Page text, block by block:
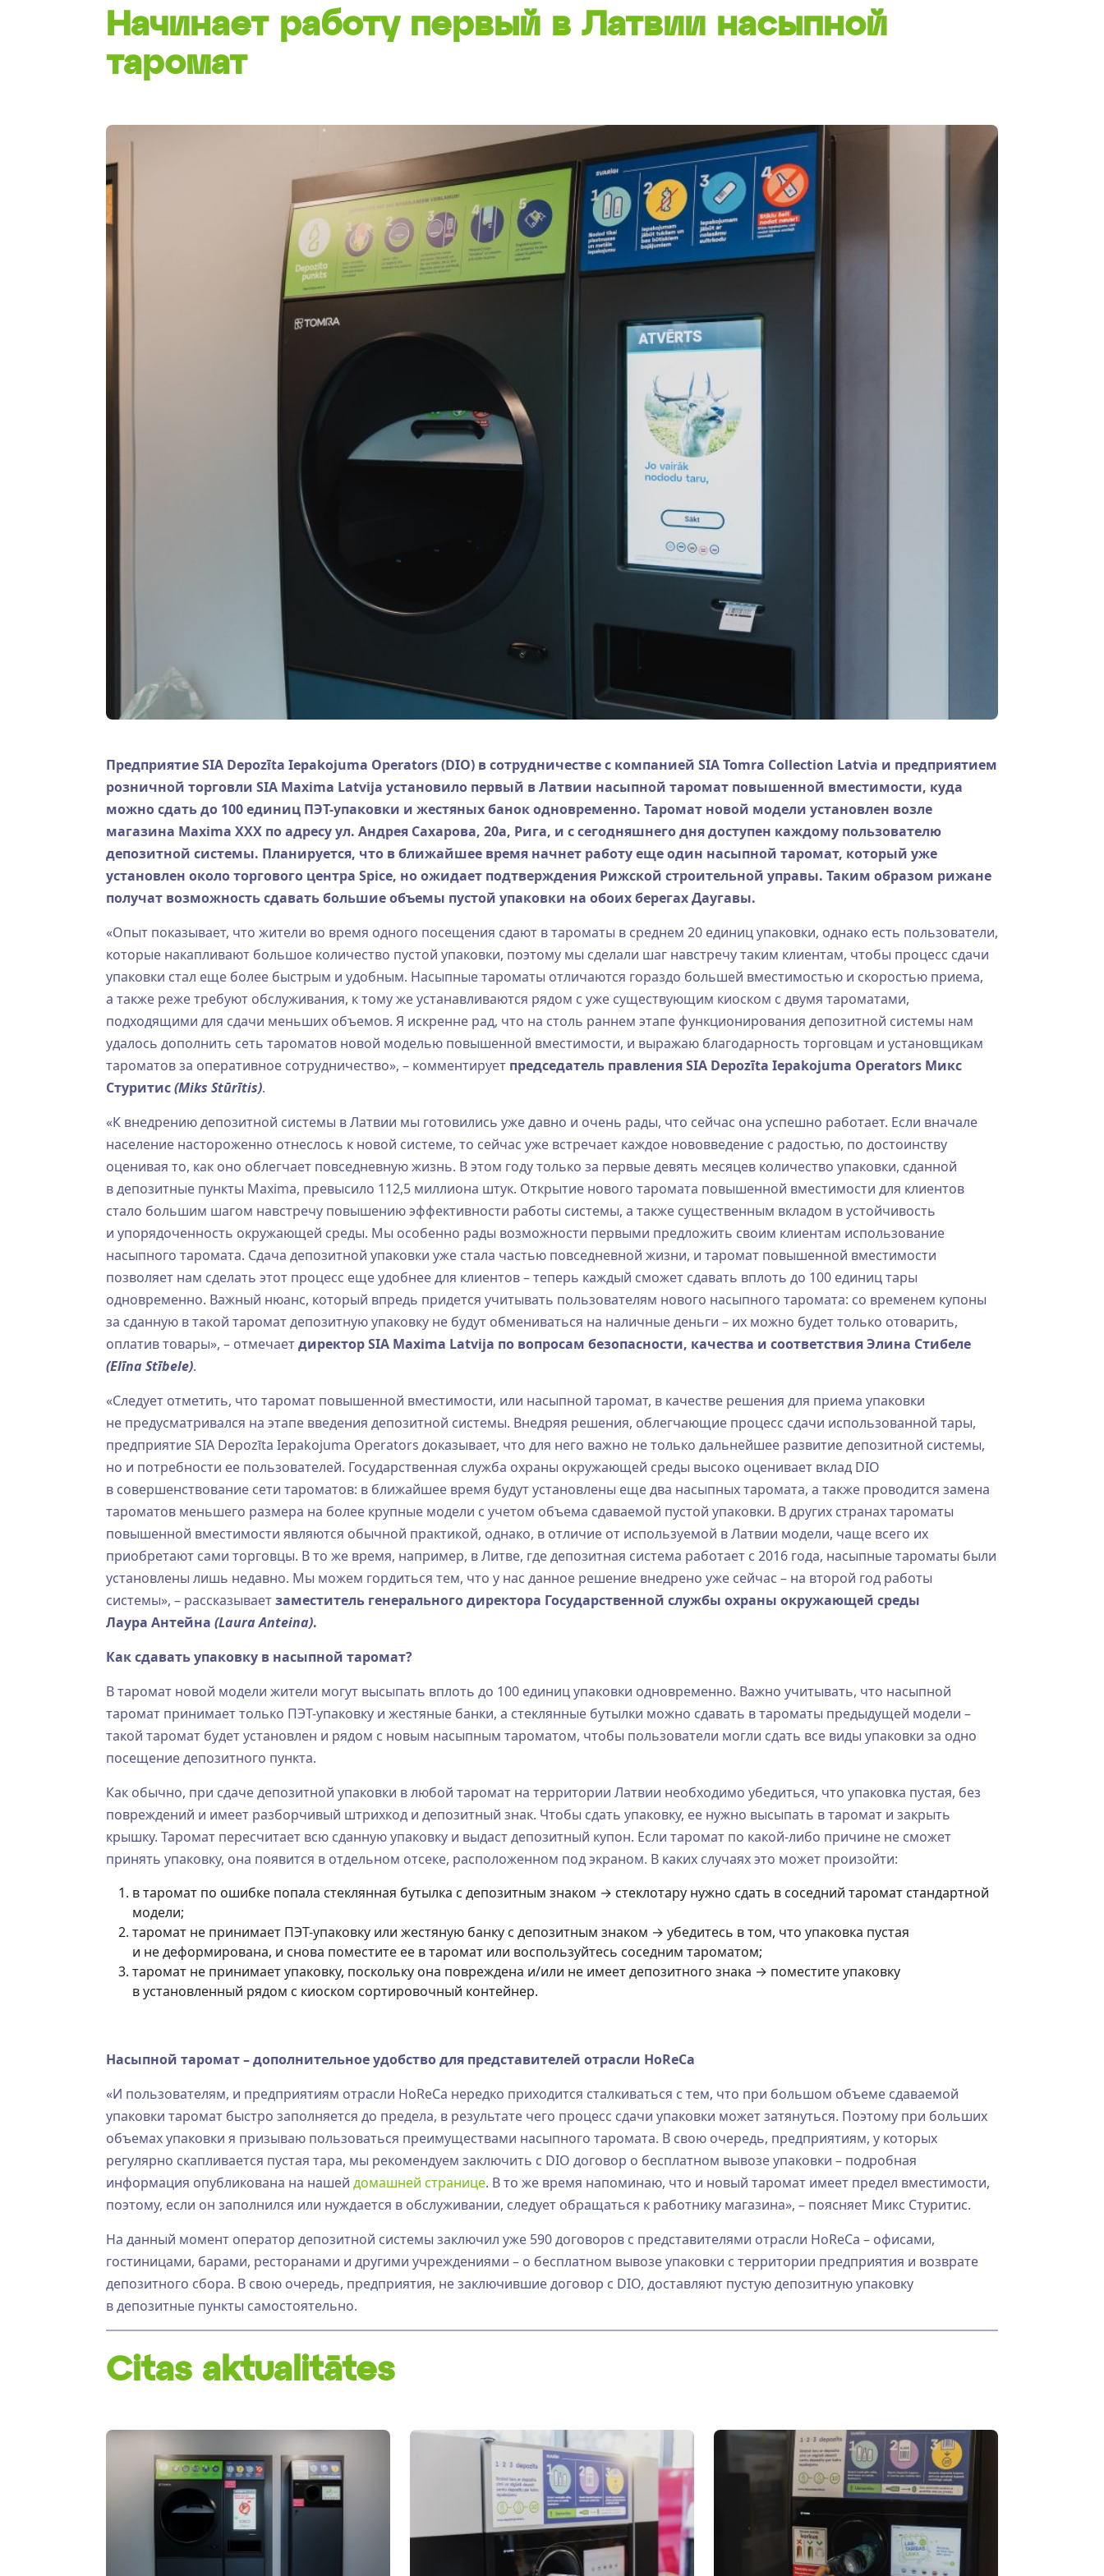
Начинает работу первый в Латвии насыпной
таромат
Предприятие SIA Depozīta Iepakojuma Operators (DIO) в сотрудничестве с компанией SIA Tomra Collection Latvia и предприятием
розничной торговли SIA Maxima Latvija установило первый в Латвии насыпной таромат повышенной вместимости, куда
можно сдать до 100 единиц ПЭТ-упаковки и жестяных банок одновременно. Таромат новой модели установлен возле
магазина Maxima XXX по адресу ул. Андрея Сахарова, 20а, Рига, и с сегодняшнего дня доступен каждому пользователю
депозитной системы. Планируется, что в ближайшее время начнет работу еще один насыпной таромат, который уже
установлен около торгового центра Spice, но ожидает подтверждения Рижской строительной управы. Таким образом рижане
получат возможность сдавать большие объемы пустой упаковки на обоих берегах Даугавы.
«Опыт показывает, что жители во время одного посещения сдают в тароматы в среднем 20 единиц упаковки, однако есть пользователи,
которые накапливают большое количество пустой упаковки, поэтому мы сделали шаг навстречу таким клиентам, чтобы процесс сдачи
упаковки стал еще более быстрым и удобным. Насыпные тароматы отличаются гораздо большей вместимостью и скоростью приема,
а также реже требуют обслуживания, к тому же устанавливаются рядом с уже существующим киоском с двумя тароматами,
подходящими для сдачи меньших объемов. Я искренне рад, что на столь раннем этапе функционирования депозитной системы нам
удалось дополнить сеть тароматов новой моделью повышенной вместимости, и выражаю благодарность торговцам и установщикам
тароматов за оперативное сотрудничество», – комментирует председатель правления SIA Depozīta Iepakojuma Operators Микс
Стуритис(Miks Stūrītis).
«К внедрению депозитной системы в Латвии мы готовились уже давно и очень рады, что сейчас она успешно работает. Если вначале
население настороженно отнеслось к новой системе, то сейчас уже встречает каждое нововведение с радостью, по достоинству
оценивая то, как оно облегчает повседневную жизнь. В этом году только за первые девять месяцев количество упаковки, сданной
в депозитные пункты Maxima, превысило 112,5 миллиона штук. Открытие нового таромата повышенной вместимости для клиентов
стало большим шагом навстречу повышению эффективности работы системы, а также существенным вкладом в устойчивость
и упорядоченность окружающей среды. Мы особенно рады возможности первыми предложить своим клиентам использование
насыпного таромата. Сдача депозитной упаковки уже стала частью повседневной жизни, и таромат повышенной вместимости
позволяет нам сделать этот процесс еще удобнее для клиентов – теперь каждый сможет сдавать вплоть до 100 единиц тары
одновременно. Важный нюанс, который впредь придется учитывать пользователям нового насыпного таромата: со временем купоны
за сданную в такой таромат депозитную упаковку не будут обмениваться на наличные деньги – их можно будет только отоварить,
оплатив товары», – отмечаетдиректор SIA Maxima Latvija по вопросам безопасности, качества и соответствия Элина Стибеле
(Elīna Stībele).
«Следует отметить, что таромат повышенной вместимости, или насыпной таромат, в качестве решения для приема упаковки
не предусматривался на этапе введения депозитной системы. Внедряя решения, облегчающие процесс сдачи использованной тары,
предприятие SIA Depozīta Iepakojuma Operators доказывает, что для него важно не только дальнейшее развитие депозитной системы,
но и потребности ее пользователей. Государственная служба охраны окружающей среды высоко оценивает вклад DIO
в совершенствование сети тароматов: в ближайшее время будут установлены еще два насыпных таромата, а также проводится замена
тароматов меньшего размера на более крупные модели с учетом объема сдаваемой пустой упаковки. В других странах тароматы
повышенной вместимости являются обычной практикой, однако, в отличие от используемой в Латвии модели, чаще всего их
приобретают сами торговцы. В то же время, например, в Литве, где депозитная система работает с 2016 года, насыпные тароматы были
установлены лишь недавно. Мы можем гордиться тем, что у нас данное решение внедрено уже сейчас – на второй год работы
системы», – рассказываетзаместитель генерального директора Государственной службы охраны окружающей среды
Лаура Антейна (Laura Anteina).
Как сдавать упаковку в насыпной таромат?
В таромат новой модели жители могут высыпать вплоть до 100 единиц упаковки одновременно. Важно учитывать, что насыпной
таромат принимает только ПЭТ-упаковку и жестяные банки, а стеклянные бутылки можно сдавать в тароматы предыдущей модели –
такой таромат будет установлен и рядом с новым насыпным тароматом, чтобы пользователи могли сдать все виды упаковки за одно
посещение депозитного пункта.
Как обычно, при сдаче депозитной упаковки в любой таромат на территории Латвии необходимо убедиться, что упаковка пустая, без
повреждений и имеет разборчивый штрихкод и депозитный знак. Чтобы сдать упаковку, ее нужно высыпать в таромат и закрыть
крышку. Таромат пересчитает всю сданную упаковку и выдаст депозитный купон. Если таромат по какой-либо причине не сможет
принять упаковку, она появится в отдельном отсеке, расположенном под экраном. В каких случаях это может произойти:
в таромат по ошибке попала стеклянная бутылка с депозитным знаком → стеклотару нужно сдать в соседний таромат стандартной
модели;
таромат не принимает ПЭТ-упаковку или жестяную банку с депозитным знаком → убедитесь в том, что упаковка пустая
и не деформирована, и снова поместите ее в таромат или воспользуйтесь соседним тароматом;
таромат не принимает упаковку, поскольку она повреждена и/или не имеет депозитного знака → поместите упаковку
в установленный рядом с киоском сортировочный контейнер.
Насыпной таромат – дополнительное удобство для представителей отрасли HoReCa
«И пользователям, и предприятиям отрасли HoReCa нередко приходится сталкиваться с тем, что при большом объеме сдаваемой
упаковки таромат быстро заполняется до предела, в результате чего процесс сдачи упаковки может затянуться. Поэтому при больших
объемах упаковки я призываю пользоваться преимуществами насыпного таромата. В свою очередь, предприятиям, у которых
регулярно скапливается пустая тара, мы рекомендуем заключить с DIO договор о бесплатном вывозе упаковки – подробная
информация опубликована на нашей домашней странице. В то же время напоминаю, что и новый таромат имеет предел вместимости,
поэтому, если он заполнился или нуждается в обслуживании, следует обращаться к работнику магазина», – поясняет Микс Стуритис.
На данный момент оператор депозитной системы заключил уже 590 договоров с представителями отрасли HoReCa – офисами,
гостиницами, барами, ресторанами и другими учреждениями – о бесплатном вывозе упаковки с территории предприятия и возврате
депозитного сбора. В свою очередь, предприятия, не заключившие договор с DIO, доставляют пустую депозитную упаковку
в депозитные пункты самостоятельно.
Citas aktualitātes